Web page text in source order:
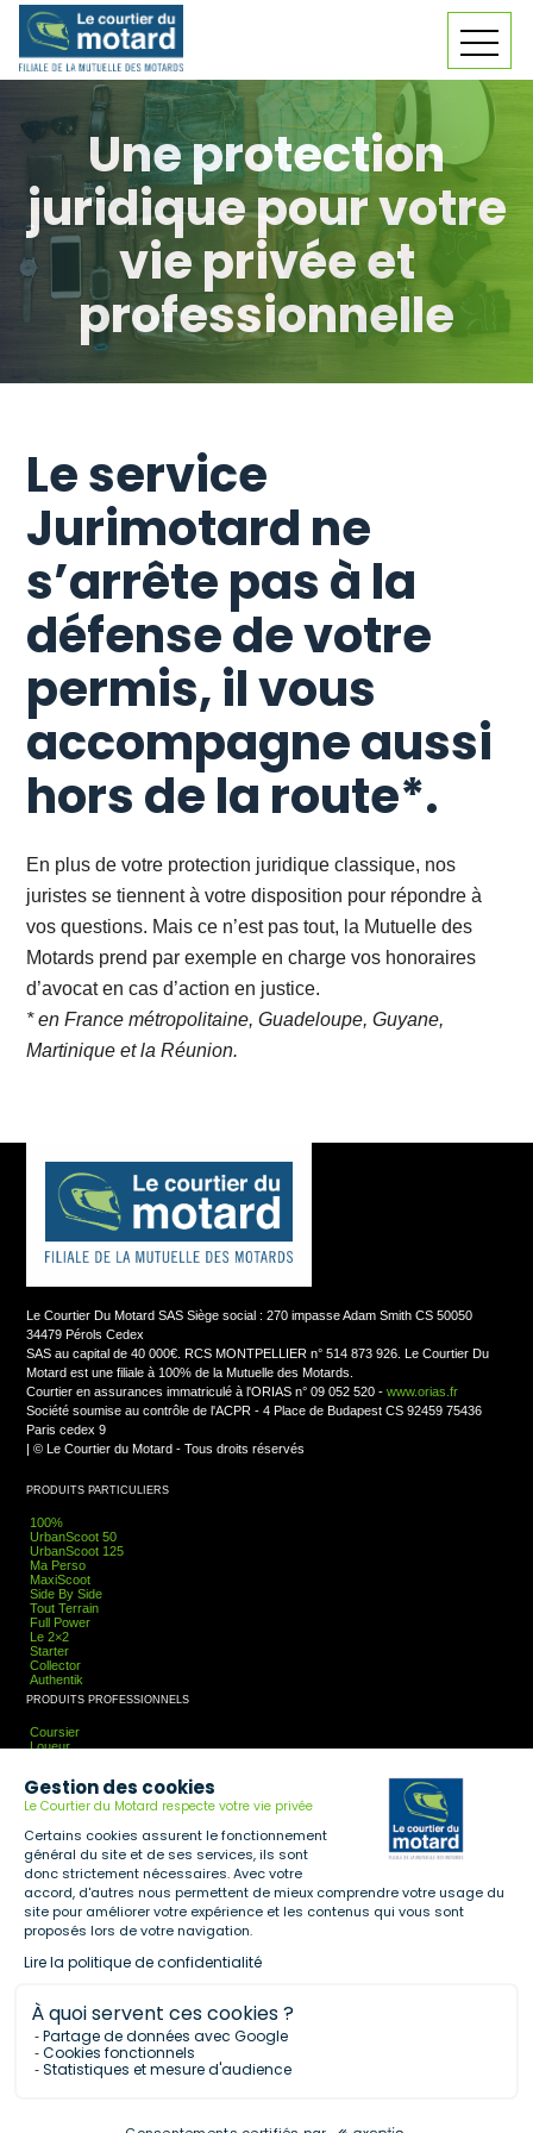
Skip
Une protection
juridique pour votre
vie privée et
professionnelle
Le service
Jurimotard ne
s’arrête pas à la
défense de votre
permis, il vous
accompagne aussi
hors de la route*.
En plus de votre protection juridique classique, nos
juristes se tiennent à votre disposition pour répondre à
vos questions. Mais ce n’est pas tout, la Mutuelle des
Motards prend par exemple en charge vos honoraires
d’avocat en cas d’action en justice.
* en France métropolitaine, Guadeloupe, Guyane,
Martinique et la Réunion.
Le Courtier Du Motard SAS Siège social : 270 impasse Adam Smith CS 50050
34479 Pérols Cedex
SAS au capital de 40 000€. RCS MONTPELLIER n° 514 873 926. Le Courtier Du
Motard est une filiale à 100% de la Mutuelle des Motards.
Courtier en assurances immatriculé à l'ORIAS n° 09 052 520 -www.orias.fr
Société soumise au contrôle de l'ACPR - 4 Place de Budapest CS 92459 75436
Paris cedex 9
|© Le Courtier du Motard - Tous droits réservés
PRODUITS PARTICULIERS
100%
UrbanScoot 50
UrbanScoot 125
Ma Perso
MaxiScoot
Side By Side
Tout Terrain
Full Power
Le 2×2
Starter
Collector
Authentik
PRODUITS PROFESSIONNELS
Coursier
Loueur
Association
Guideur
Accessoires
Plusieurs Niveaux De Couverture: RC, Vol Et Tous Risques
Assistance
Expertise Sur-Mesure
Protection Conducteur Solidaire
Casque Remboursé
Contact
Notre Politique De Protection De Données À Caractère Personnel
Cookies
Mentions Légales
Gestion des cookies
Le Courtier du Motard respecte votre vie privée
Certains cookies assurent le fonctionnement
général du site et de ses services, ils sont
donc strictement nécessaires. Avec votre
accord, d'autres nous permettent de mieux comprendre votre usage du
site pour améliorer votre expérience et les contenus qui vous sont
proposés lors de votre navigation.
Lire la politique de confidentialité
À quoi servent ces cookies ?
Partage de données avec Google
Cookies fonctionnels
Statistiques et mesure d'audience